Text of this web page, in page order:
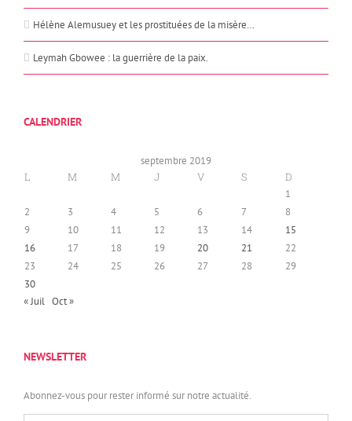
Hélène Alemusuey et les prostituées de la misère…
Leymah Gbowee : la guerrière de la paix.
CALENDRIER
septembre 2019
L M M J V S D
1
2
3 4 5 6 7
8
9
10 11 12 13 14
15
16
17 18 19 20 21
22
23
24 25 26 27 28
29
30
« Juil Oct »
NEWSLETTER
Abonnez-vous pour rester informé sur notre actualité.